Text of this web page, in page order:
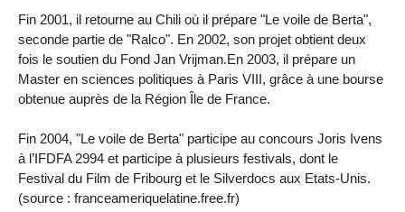
Fin 2001, il retourne au Chili où il prépare "Le voile de Berta",
seconde partie de "Ralco". En 2002, son projet obtient deux
fois le soutien du Fond Jan Vrijman.En 2003, il prépare un
Master en sciences politiques à Paris VIII, grâce à une bourse
obtenue auprès de la Région Île de France.
Fin 2004, "Le voile de Berta" participe au concours Joris Ivens
à l’IFDFA 2994 et participe à plusieurs festivals, dont le
Festival du Film de Fribourg et le Silverdocs aux Etats-Unis.
(source : franceameriquelatine.free.fr)